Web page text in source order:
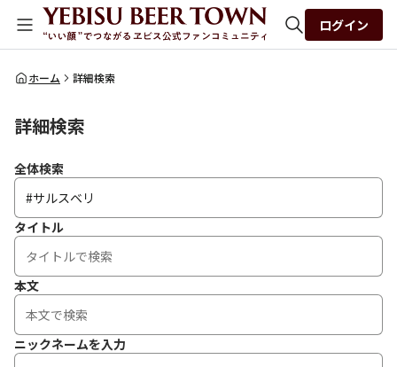
全体検索
ログイン
ホーム 詳細検索
詳細検索
全体検索
タイトル
本文
ニックネームを入力